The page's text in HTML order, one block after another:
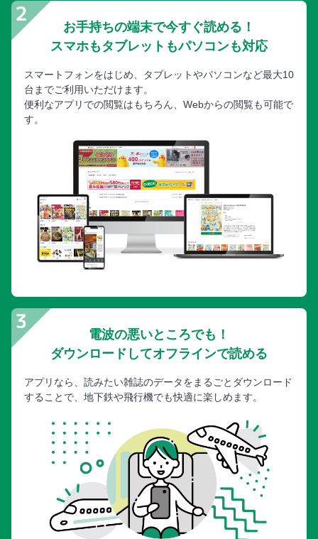
お手持ちの端末で今すぐ読める！
スマホもタブレットもパソコンも対応
スマートフォンをはじめ、タブレットやパソコンなど最大10
台までご利用いただけます。
便利なアプリでの閲覧はもちろん、Webからの閲覧も可能で
す。
電波の悪いところでも！
ダウンロードしてオフラインで読める
アプリなら、読みたい雑誌のデータをまるごとダウンロード
することで、地下鉄や飛行機でも快適に楽しめます。